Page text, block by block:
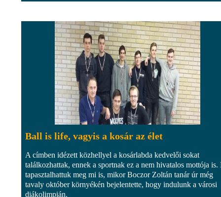
Ball is life, vagyis a kosár az élet
A címben idézett közhellyel a kosárlabda kedvelői sokat
találkozhattak, ennek a sportnak ez a nem hivatalos mottója is.
tapasztalhattuk meg mi is, mikor Boczor Zoltán tanár úr még
tavaly október környékén bejelentette, hogy indulunk a városi
diákolimpián.